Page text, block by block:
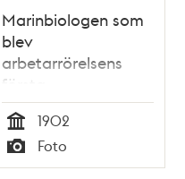
Marinbiologen som
blev
arbetarrörelsens
första
arkivföreståndare
Tid
1902
Typ
Foto